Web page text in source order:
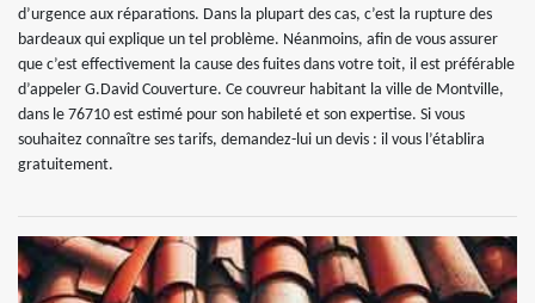
d’urgence aux réparations. Dans la plupart des cas, c’est la rupture des
bardeaux qui explique un tel problème. Néanmoins, afin de vous assurer
que c’est effectivement la cause des fuites dans votre toit, il est préférable
d’appeler G.David Couverture. Ce couvreur habitant la ville de Montville,
dans le 76710 est estimé pour son habileté et son expertise. Si vous
souhaitez connaître ses tarifs, demandez-lui un devis : il vous l’établira
gratuitement.